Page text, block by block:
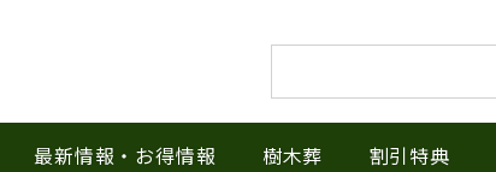
最新情報・お得情報 樹木葬 割引特典